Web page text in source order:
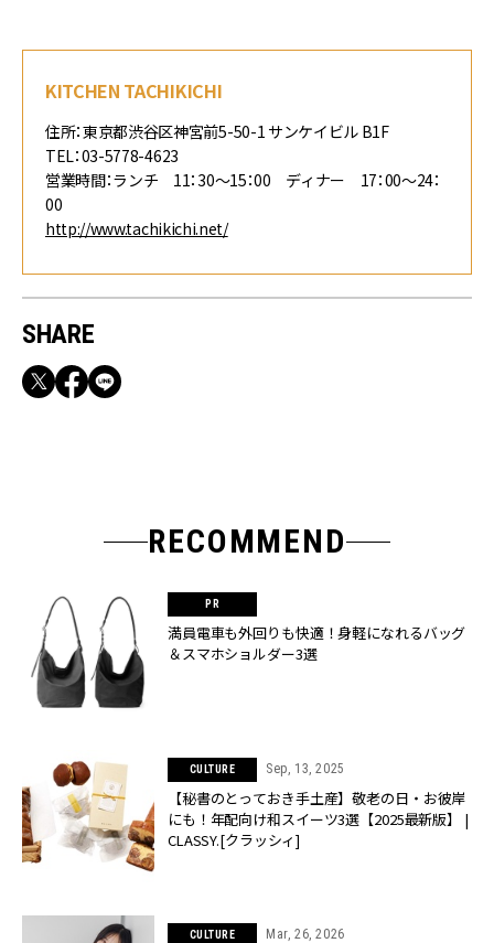
KITCHEN TACHIKICHI
住所：東京都渋谷区神宮前5-50-1 サンケイビル B1F
TEL：03-5778-4623
営業時間：ランチ 11：30～15：00 ディナー 17：00～24：
00
http://www.tachikichi.net/
SHARE
RECOMMEND
満員電車も外回りも快適！身軽になれるバッグ
＆スマホショルダー3選
CULTURE Sep, 13, 2025
【秘書のとっておき手土産】敬老の日・お彼岸
にも！年配向け和スイーツ3選【2025最新版】 |
CLASSY.[クラッシィ]
CULTURE Mar, 26, 2026